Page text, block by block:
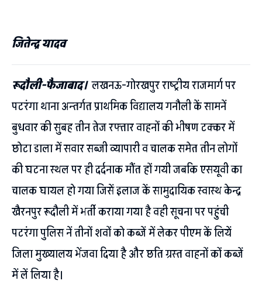
जितेन्द्र यादव
रूदौली-फैजाबाद।लखनऊ-गोरखपुर राष्ट्रीय राजमार्ग पर
पटरंगा थाना अन्तर्गत प्राथमिक विद्यालय गनौली कें सामनें
बुधवार की सुबह तीन तेज रफ्तार वाहनों की भीषण टक्कर में
छोटा डाला में सवार सब्जी व्यापारी व चालक समेत तीन लोगों
की घटना स्थल पर ही दर्दनाक मौंत हों गयी जबकि एसयूवी का
चालक घायल हो गया जिसें इलाज कें सामुदायिक स्वास्थ केन्द्र
खैरनपुर रूदौली में भर्ती कराया गया है वही सूचना पर पहुंची
पटरंगा पुलिस नें तीनों शवों को कब्जें में लेकर पीएम कें लियें
जिला मुख्यालय भेंजवा दिया है और छति ग्रस्त वाहनों कों कब्जें
में लें लिया है।